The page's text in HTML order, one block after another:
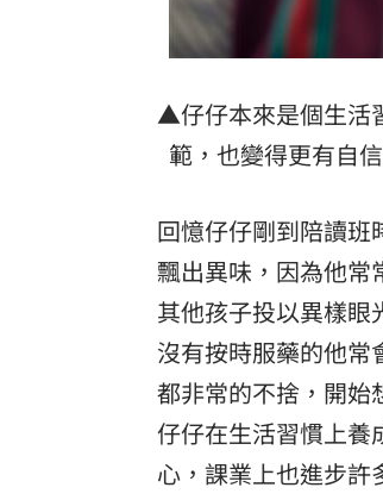
▲仔仔本來是個生活
範，也變得更有自
回憶仔仔剛到陪讀
飄出異味，因為他常
其他孩子投以異樣眼
沒有按時服藥的他常
都非常的不捨，開始
仔仔在生活習慣上養
心，課業上也進步許